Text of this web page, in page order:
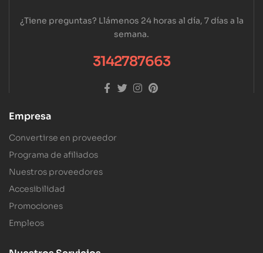
¿Tiene preguntas? Llámenos 24 horas al día, 7 días a la
semana.
3142787663
Empresa
Convertirse en proveedor
Programa de afiliados
Nuestros proveedores
Accesibilidad
Promociones
Empleos